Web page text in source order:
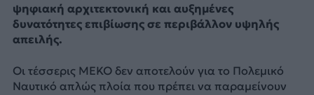
ψηφιακή αρχιτεκτονική και αυξημένες
δυνατότητες επιβίωσης σε περιβάλλον υψηλής
απειλής.
Οι τέσσερις MEKO δεν αποτελούν για το Πολεμικό
Ναυτικό απλώς πλοία που πρέπει να παραμείνουν